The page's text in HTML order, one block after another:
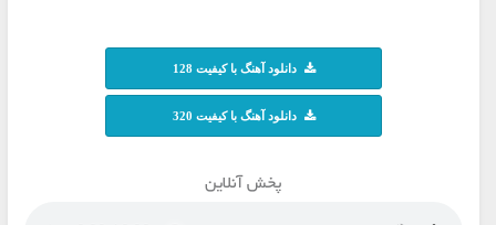
دانلود آهنگ با کیفیت 128
دانلود آهنگ با کیفیت 320
پخش آنلاین